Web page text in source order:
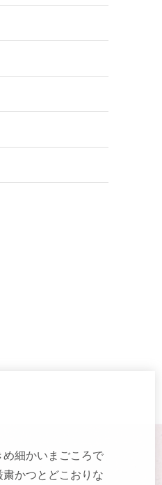
め細かい まごころで
かつとどこおりな